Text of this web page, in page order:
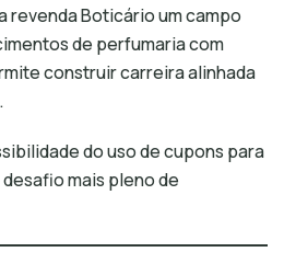
revenda Boticário um campo
de perfumaria com
construir carreira alinhada
do uso de cupons para
mais pleno de